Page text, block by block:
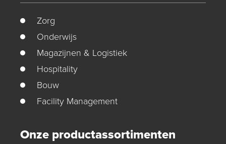
Zorg
Onderwijs
Magazijnen & Logistiek
Hospitality
Bouw
Facility Management
Onze productassortimenten